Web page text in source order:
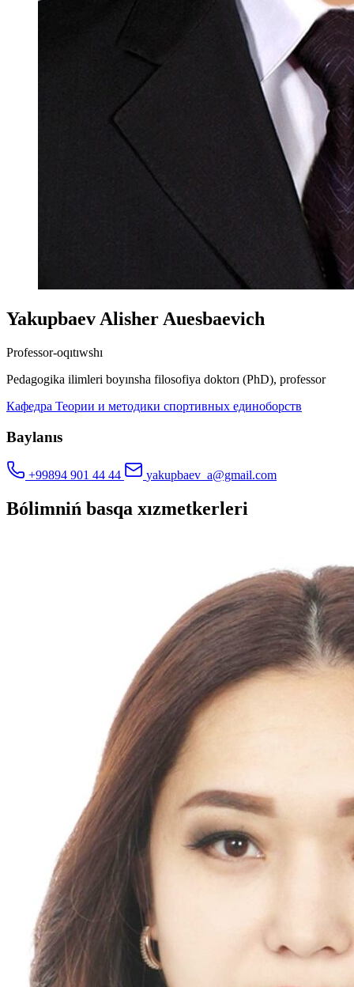
Yakupbaev Alisher Auesbaevich
Professor-oqıtıwshı
Pedagogika ilimleri boyınsha filosofiya doktorı (PhD), professor
Кафедра Теории и методики спортивных единоборств
Baylanıs
+99894 901 44 44 yakupbaev_a@gmail.com
Bólimniń basqa xızmetkerleri